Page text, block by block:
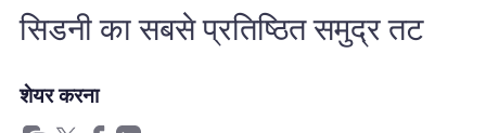
सिडनी का सबसे प्रतिष्ठित समुद्र तट
शेयर करना